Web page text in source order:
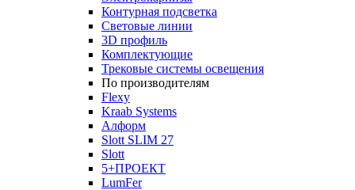
Контурная подсветка
Световые линии
3D профиль
Комплектующие
Трековые системы освещения
По производителям
Flexy
Kraab Systems
Алформ
Slott SLIM 27
Slott
5+ПРОЕКТ
LumFer